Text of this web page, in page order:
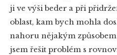
ji ve výši beder a při
oblast, kam bych mohla
nahoru nějakým
jsem řešit problém s